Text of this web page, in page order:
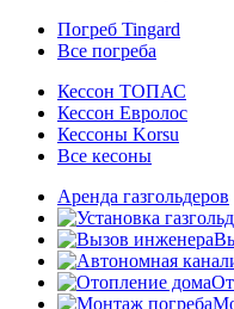
Погреб Tingard
Все погреба
Кессон ТОПАС
Кессон Евролос
Кессоны Korsu
Все кесоны
Аренда газгольдеров